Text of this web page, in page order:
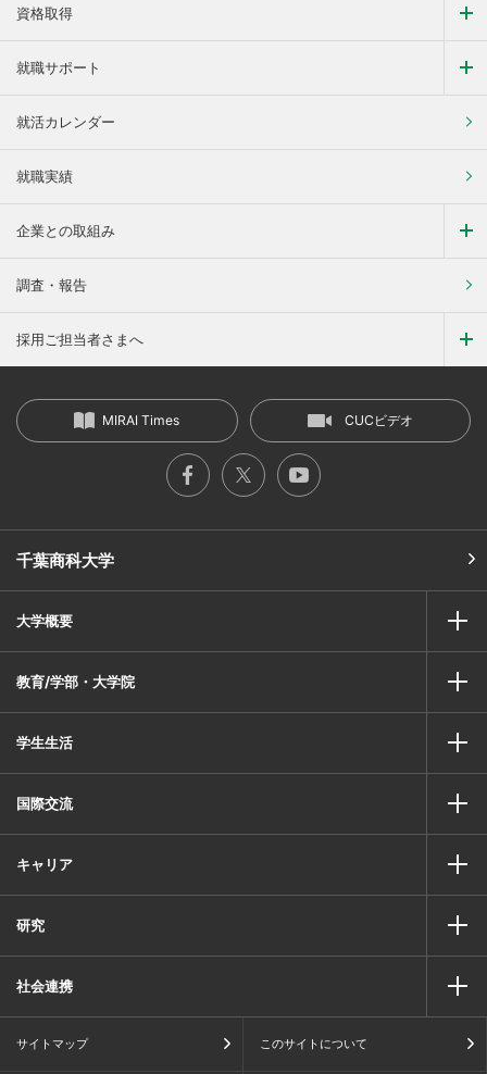
資格取得
就職サポート
就活カレンダー
就職実績
企業との取組み
調査・報告
採用ご担当者さまへ
千葉商科大学
MIRAI Times CUCビデオ
大学概要
教育/学部・大学院
学生生活
国際交流
キャリア
研究
社会連携
サイトマップ このサイトについて